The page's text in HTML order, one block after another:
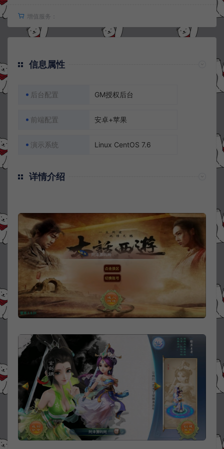
增值服务：
信息属性
后台配置 GM授权后台
前端配置 安卓+苹果
演示系统 Linux CentOS 7.6
详情介绍